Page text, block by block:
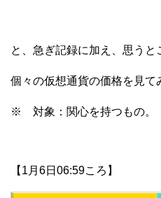
と、急ぎ記録に加え、思うと
個々の仮想通貨の価格を見て
※ 対象：関心を持つもの。
【1月6日06:59ころ】